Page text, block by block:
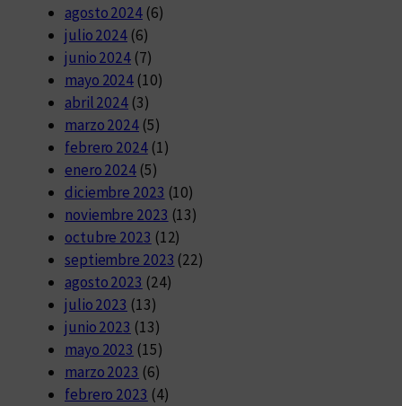
agosto 2024(6)
julio 2024 (6)
junio 2024 (7)
mayo 2024 (10)
abril 2024 (3)
marzo 2024 (5)
febrero 2024(1)
enero 2024 (5)
diciembre 2023 (10)
noviembre 2023 (13)
octubre 2023 (12)
septiembre 2023 (22)
agosto 2023 (24)
julio 2023 (13)
junio 2023 (13)
mayo 2023 (15)
marzo 2023 (6)
febrero 2023 (4)